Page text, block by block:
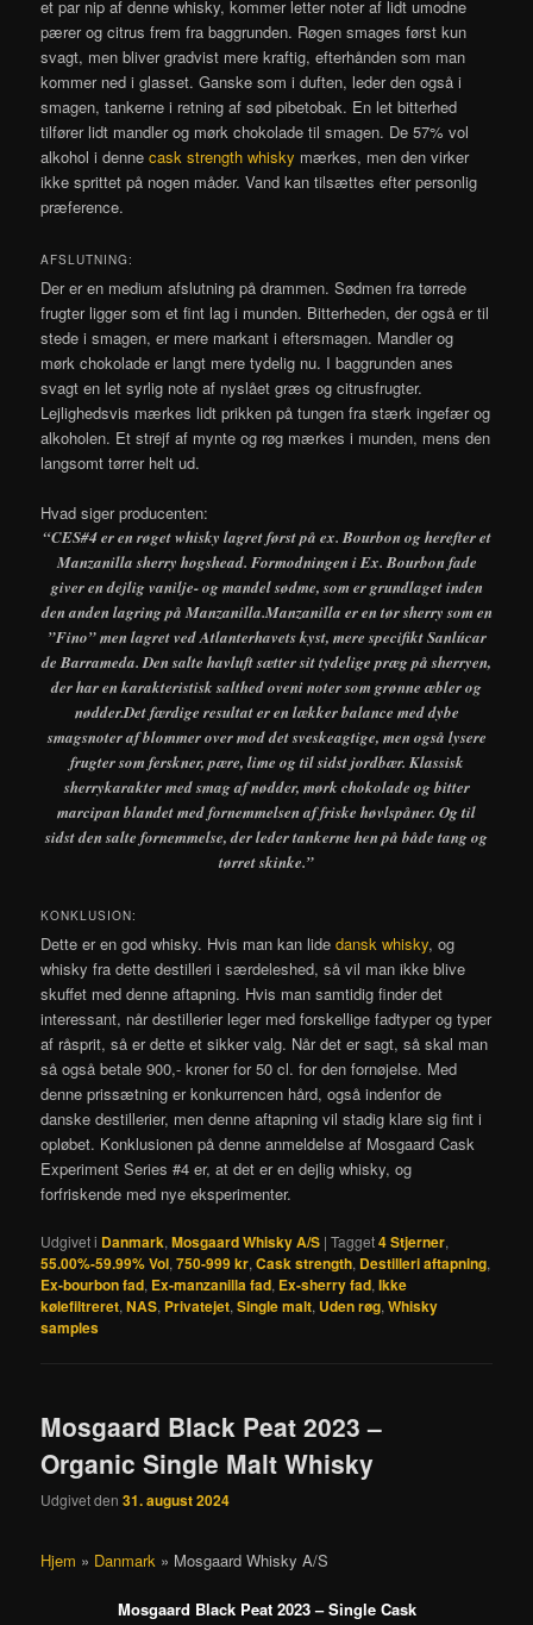
et par nip af denne whisky, kommer letter noter af lidt umodne
pærer og citrus frem fra baggrunden. Røgen smages først kun
svagt, men bliver gradvist mere kraftig, efterhånden som man
kommer ned i glasset. Ganske som i duften, leder den også i
smagen, tankerne i retning af sød pibetobak. En let bitterhed
tilfører lidt mandler og mørk chokolade til smagen. De 57% vol
alkohol i dennecask strength whisky mærkes, men den virker
ikke sprittet på nogen måder. Vand kan tilsættes efter personlig
præference.
AFSLUTNING:
Der er en medium afslutning på drammen. Sødmen fra tørrede
frugter ligger som et fint lag i munden. Bitterheden, der også er til
stede i smagen, er mere markant i eftersmagen. Mandler og
mørk chokolade er langt mere tydelig nu. I baggrunden anes
svagt en let syrlig note af nyslået græs og citrusfrugter.
Lejlighedsvis mærkes lidt prikken på tungen fra stærk ingefær og
alkoholen. Et strejf af mynte og røg mærkes i munden, mens den
langsomt tørrer helt ud.
Hvad siger producenten:
“CES#4 er en røget whisky lagret først på ex. Bourbon og herefter et
Manzanilla sherry hogshead. Formodningen i Ex. Bourbon fade
giver en dejlig vanilje- og mandel sødme, som er grundlaget inden
den anden lagring på Manzanilla.Manzanilla er en tør sherry som en
”Fino” men lagret ved Atlanterhavets kyst, mere specifikt Sanlúcar
de Barrameda. Den salte havluft sætter sit tydelige præg på sherryen,
der har en karakteristisk salthed oveni noter som grønne æbler og
nødder.Det færdige resultat er en lækker balance med dybe
smagsnoter af blommer over mod det sveskeagtige, men også lysere
frugter som ferskner, pære, lime og til sidst jordbær. Klassisk
sherrykarakter med smag af nødder, mørk chokolade og bitter
marcipan blandet med fornemmelsen af friske høvlspåner. Og til
sidst den salte fornemmelse, der leder tankerne hen på både tang og
tørret skinke.”
KONKLUSION:
Dette er en god whisky. Hvis man kan lidedansk whisky, og
whisky fra dette destilleri i særdeleshed, så vil man ikke blive
skuffet med denne aftapning. Hvis man samtidig finder det
interessant, når destillerier leger med forskellige fadtyper og typer
af råsprit, så er dette et sikker valg. Når det er sagt, så skal man
så også betale 900,- kroner for 50 cl. for den fornøjelse. Med
denne prissætning er konkurrencen hård, også indenfor de
danske destillerier, men denne aftapning vil stadig klare sig fint i
opløbet. Konklusionen på denne anmeldelse af Mosgaard Cask
Experiment Series #4 er, at det er en dejlig whisky, og
forfriskende med nye eksperimenter.
Udgivet i Danmark,Mosgaard Whisky A/S |Tagget4 Stjerner,
55.00%-59.99% Vol,750-999 kr,Cask strength, Destilleri aftapning,
Ex-bourbon fad, Ex-manzanilla fad, Ex-sherry fad,Ikke
kølefiltreret,NAS, Privatejet,Single malt, Uden røg,Whisky
samples
Mosgaard Black Peat 2023 –
Organic Single Malt Whisky
Udgivet den31. august 2024
Hjem » Danmark » Mosgaard Whisky A/S
Mosgaard Black Peat 2023 – Single Cask